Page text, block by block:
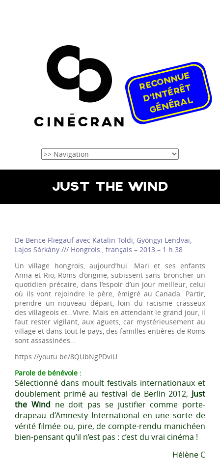
JUST THE WIND
De Bence Fliegauf avec Katalin Toldi, Gyöngyi Lendvai,
Lajos Sárkány /// Hongrois , français – 2013 – 1 h 38
Un village hongrois, aujourd’hui. Mari et ses enfants
Anna et Rio, Roms d’origine, subissent sans broncher un
quotidien précaire, dans l’espoir d’un jour meilleur, celui
où ils vont rejoindre le père, émigré au Canada. Partir,
prendre un nouveau départ, loin du racisme crasseux
des villageois et…Vivre. Mais en attendant le grand jour, il
faut rester vigilant, aux aguets, car mystérieusement au
village et dans tout le pays, des familles entières de Roms
sont assassinées…
https://youtu.be/8QUbNgPDviU
Parole de bénévole :
Sélectionné dans moult festivals internationaux et
doublement primé au festival de Berlin 2012, Just
the Wind ne doit pas se justifier comme porte-
drapeau d’Amnesty International en une sorte de
vérité filmée ou, pire, de compte-rendu manichéen
bien-pensant qu’il n’est pas : c’est du vrai cinéma !
Hélène C